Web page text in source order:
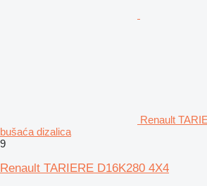
Renault
bušaća dizalica
9
Renault TARIERE D16K280 4X4